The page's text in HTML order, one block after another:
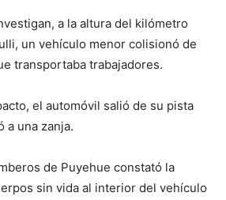
a la altura del kilómetro
un vehículo menor colisionó de
transportaba trabajadores.
el automóvil salió de su pista
a una zanja.
de Puyehue constató la
sin vida al interior del vehículo